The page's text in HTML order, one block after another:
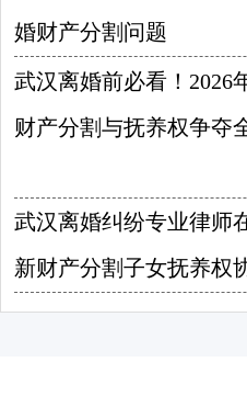
婚财产分割问题
武汉离婚前必看！2026
财产分割与抚养权争夺
武汉离婚纠纷专业律师
新财产分割子女抚养权